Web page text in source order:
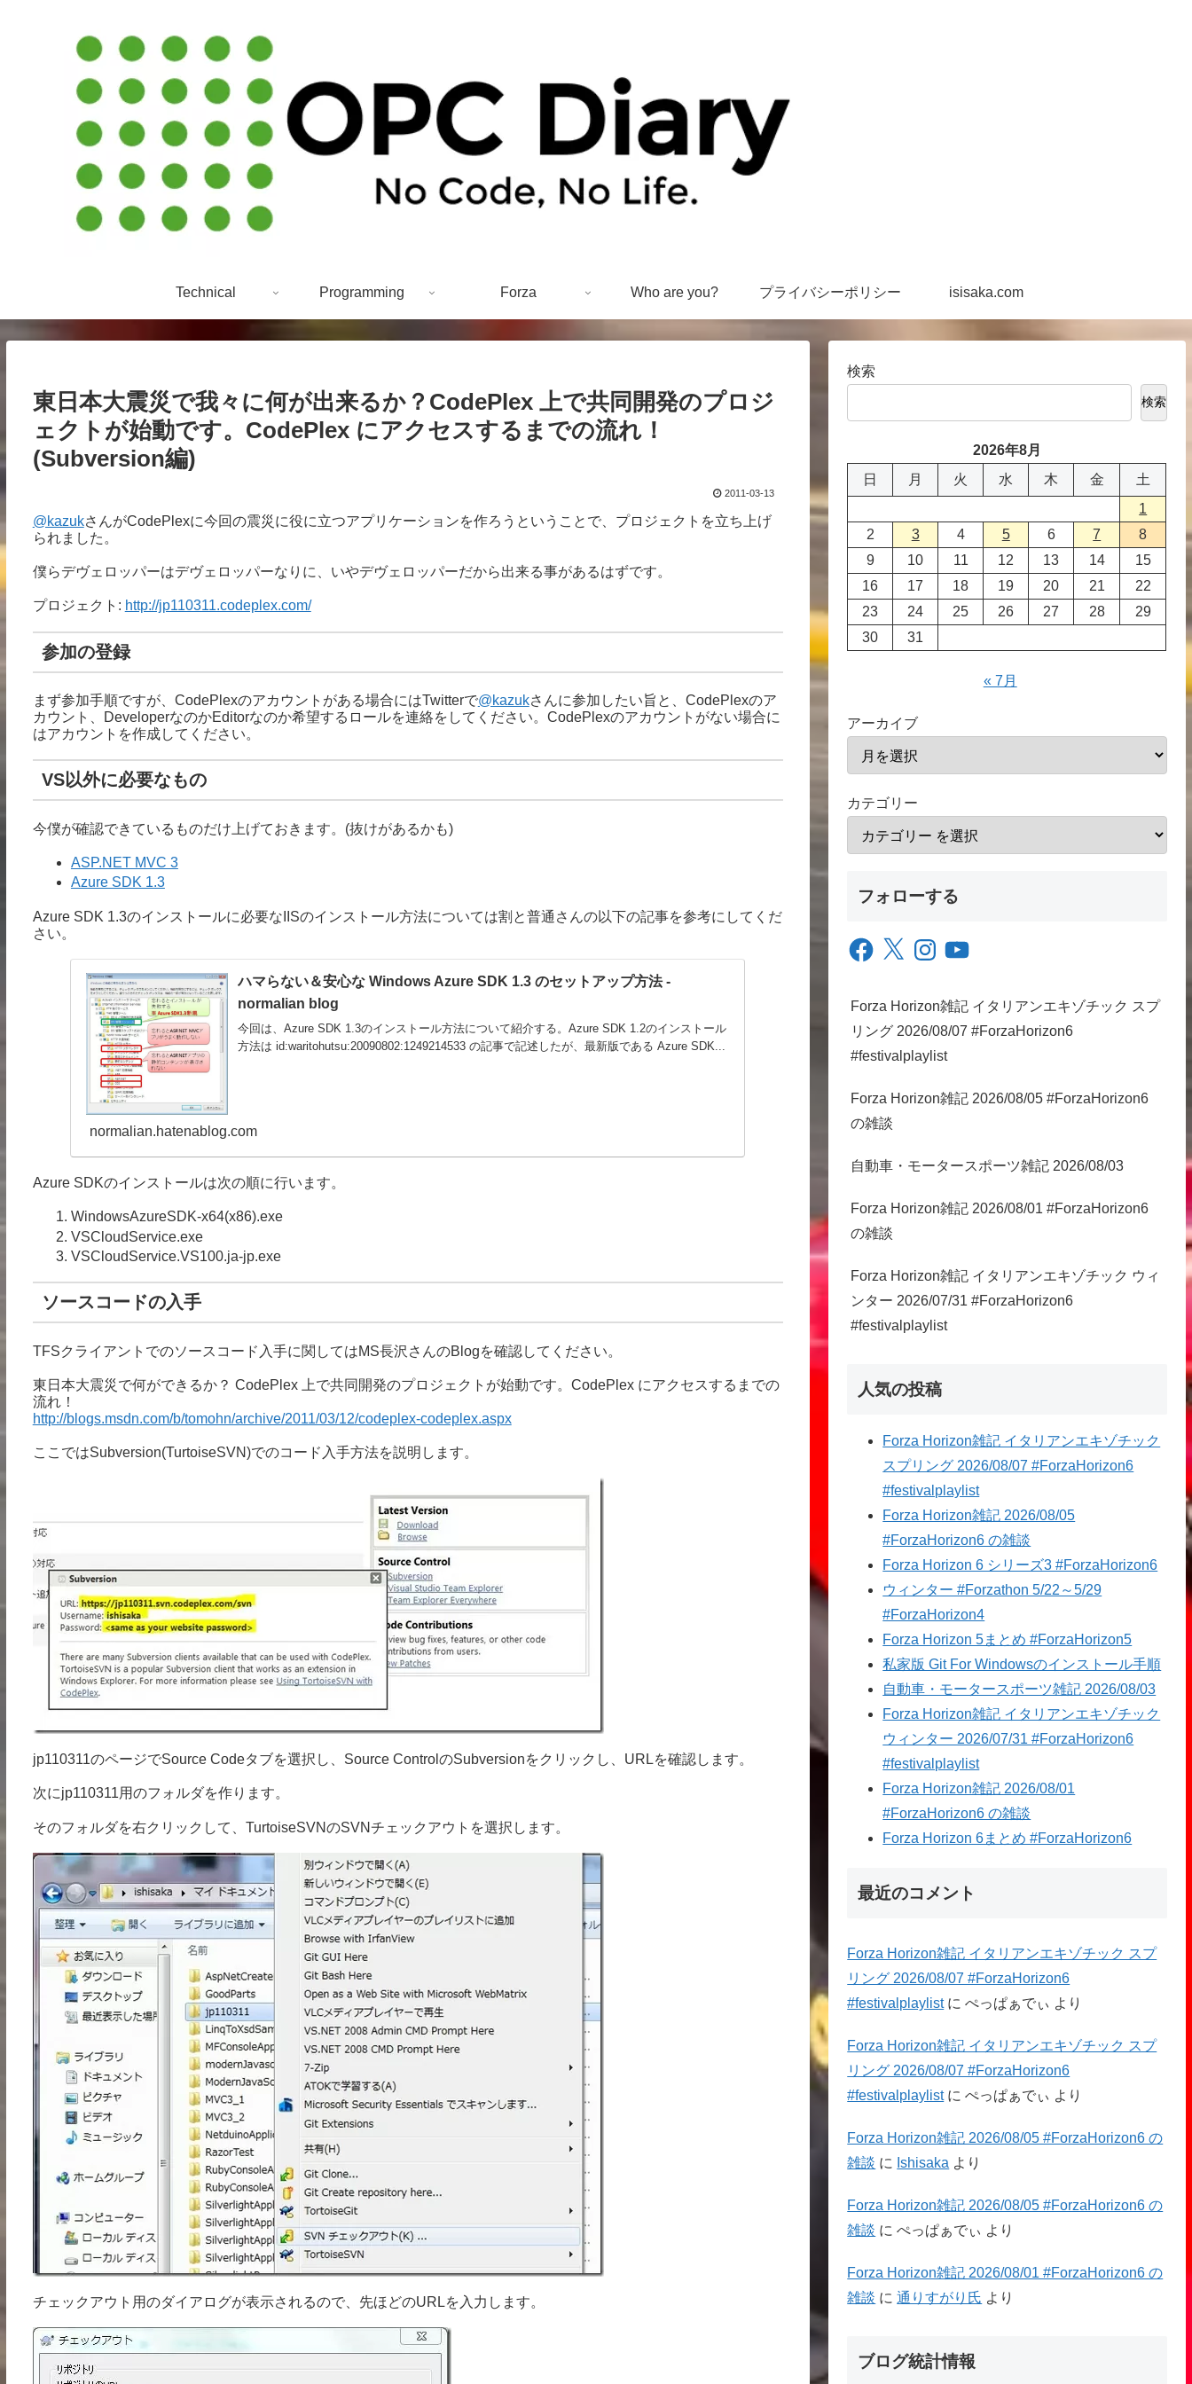
Technical Programming Forza Who are you? プライバシーポリシー isisaka.com
東日本大震災で我々に何が出来るか？CodePlex 上で共同開発のプロジ
ェクトが始動です。CodePlex にアクセスするまでの流れ！
(Subversion編)
2011-03-13
@kazukさんがCodePlexに今回の震災に役に立つアプリケーションを作ろうということで、プロジェクトを立ち上げ
られました。
僕らデヴェロッパーはデヴェロッパーなりに、いやデヴェロッパーだから出来る事があるはずです。
プロジェクト: http://jp110311.codeplex.com/
参加の登録
まず参加手順ですが、CodePlexのアカウントがある場合にはTwitterで@kazukさんに参加したい旨と、CodePlexのア
カウント、DeveloperなのかEditorなのか希望するロールを連絡をしてください。CodePlexのアカウントがない場合に
はアカウントを作成してください。
VS以外に必要なもの
今僕が確認できているものだけ上げておきます。(抜けがあるかも)
ASP.NET MVC 3
Azure SDK 1.3
Azure SDK 1.3のインストールに必要なIISのインストール方法については割と普通さんの以下の記事を参考にしてくだ
さい。
ハマらない＆安心な Windows Azure SDK 1.3 のセットアップ方法 -
normalian blog
今回は、Azure SDK 1.3のインストール方法について紹介する。Azure SDK 1.2のインストール
方法は id:waritohutsu:20090802:1249214533 の記事で記述したが、最新版である Azure SDK...
normalian.hatenablog.com
Azure SDKのインストールは次の順に行います。
WindowsAzureSDK-x64(x86).exe
VSCloudService.exe
VSCloudService.VS100.ja-jp.exe
ソースコードの入手
TFSクライアントでのソースコード入手に関してはMS長沢さんのBlogを確認してください。
東日本大震災で何ができるか？ CodePlex 上で共同開発のプロジェクトが始動です。CodePlex にアクセスするまでの
流れ！
http://blogs.msdn.com/b/tomohn/archive/2011/03/12/codeplex-codeplex.aspx
ここではSubversion(TurtoiseSVN)でのコード入手方法を説明します。
jp110311のページでSource Codeタブを選択し、Source ControlのSubversionをクリックし、URLを確認します。
次にjp110311用のフォルダを作ります。
そのフォルダを右クリックして、TurtoiseSVNのSVNチェックアウトを選択します。
チェックアウト用のダイアログが表示されるので、先ほどのURLを入力します。
検索
検索
2026年8月
日
月 火 水 木 金
土
1
2
3 4 5 6 7
8
9
10 11 12 13 14
15
16
17 18 19 20 21
22
23
24 25 26 27 28
29
30
31
« 7月
アーカイブ
カテゴリー
フォローする
Facebook
X InstagramYouTube
Forza Horizon雑記 イタリアンエキゾチック スプ
リング 2026/08/07 #ForzaHorizon6
#festivalplaylist
Forza Horizon雑記 2026/08/05 #ForzaHorizon6
の雑談
自動車・モータースポーツ雑記 2026/08/03
Forza Horizon雑記 2026/08/01 #ForzaHorizon6
の雑談
Forza Horizon雑記 イタリアンエキゾチック ウィ
ンター 2026/07/31 #ForzaHorizon6
#festivalplaylist
人気の投稿
Forza Horizon雑記 イタリアンエキゾチック
スプリング 2026/08/07 #ForzaHorizon6
#festivalplaylist
Forza Horizon雑記 2026/08/05
#ForzaHorizon6 の雑談
Forza Horizon 6 シリーズ3 #ForzaHorizon6
ウィンター #Forzathon 5/22～5/29
#ForzaHorizon4
Forza Horizon 5まとめ #ForzaHorizon5
私家版 Git For Windowsのインストール手順
自動車・モータースポーツ雑記 2026/08/03
Forza Horizon雑記 イタリアンエキゾチック
ウィンター 2026/07/31 #ForzaHorizon6
#festivalplaylist
Forza Horizon雑記 2026/08/01
#ForzaHorizon6 の雑談
Forza Horizon 6まとめ #ForzaHorizon6
最近のコメント
Forza Horizon雑記 イタリアンエキゾチック スプ
リング 2026/08/07 #ForzaHorizon6
#festivalplaylistにぺっぱぁでぃ より
Forza Horizon雑記 イタリアンエキゾチック スプ
リング 2026/08/07 #ForzaHorizon6
#festivalplaylistにぺっぱぁでぃ より
Forza Horizon雑記 2026/08/05 #ForzaHorizon6 の
雑談 に Ishisaka より
Forza Horizon雑記 2026/08/05 #ForzaHorizon6 の
雑談 にぺっぱぁでぃ より
Forza Horizon雑記 2026/08/01 #ForzaHorizon6 の
雑談 に通りすがり氏 より
ブログ統計情報